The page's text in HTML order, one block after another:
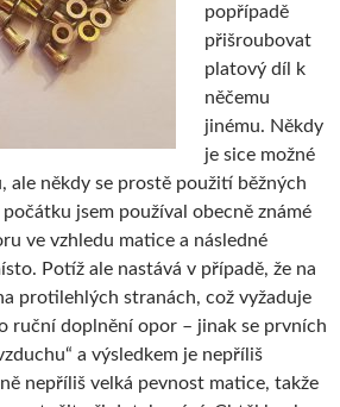
popřípadě
přišroubovat
platový díl k
něčemu
jinému. Někdy
je sice možné
ale někdy se prostě použití běžných
jsem používal obecně známé
ve vzhledu matice a následné
Potíž ale nastává v případě, že na
protilehlých stranách, což vyžaduje
ruční doplnění opor – jinak se prvních
a výsledkem je nepříliš
nepříliš velká pevnost matice, takže